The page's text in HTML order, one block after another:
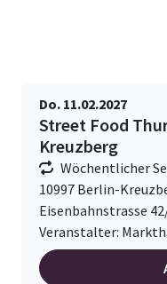
Do. 11.02.2027
Street Food
Kreuzberg
Wöchentlicher
10997 Berlin-
Eisenbahnstrasse
Veranstalter: